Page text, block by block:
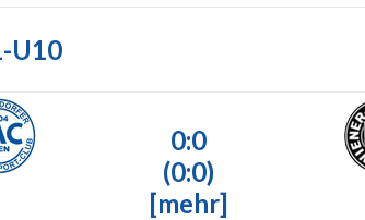
U10
0:0
(0:0)
[mehr]